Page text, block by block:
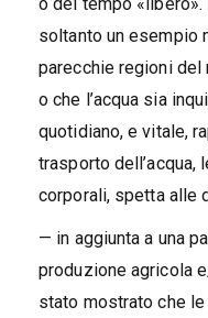
soltanto un esempio
parecchie regioni del
o che l’acqua sia
quotidiano, e vitale,
trasporto dell’acqua,
corporali, spetta alle
— in aggiunta a una
produzione agricola
stato mostrato che le